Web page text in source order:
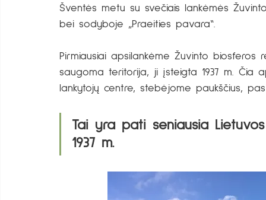
Šventės metu su svečiais lankėmės
bei sodyboje „Praeities pavara“.
Pirmiausiai apsilankėme Žuvinto
saugoma teritorija, ji įsteigta 1937 m. Čia
lankytojų centre, stebėjome paukščius,
Tai yra pati seniausia
1937 m.